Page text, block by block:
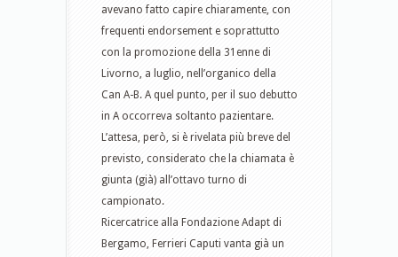
avevano fatto capire chiaramente, con
frequenti endorsement e soprattutto
con la promozione della 31enne di
Livorno, a luglio, nell’organico della
Can A-B. A quel punto, per il suo debutto
in A occorreva soltanto pazientare.
L’attesa, però, si è rivelata più breve del
previsto, considerato che la chiamata è
giunta (già) all’ottavo turno di
campionato.
Ricercatrice alla Fondazione Adapt di
Bergamo, Ferrieri Caputi vanta già un